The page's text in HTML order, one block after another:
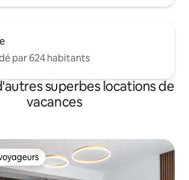
par 624 habitants
superbes locations de
vacances